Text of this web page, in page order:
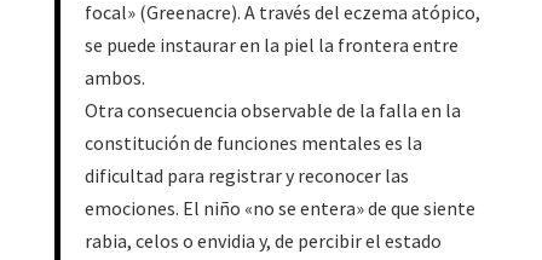
focal» (Greenacre). A través del eczema atópico,
se puede instaurar en la piel la frontera entre
ambos.
Otra consecuencia observable de la falla en la
constitución de funciones mentales es la
dificultad para registrar y reconocer las
emociones. El niño «no se entera» de que siente
rabia, celos o envidia y, de percibir el estado